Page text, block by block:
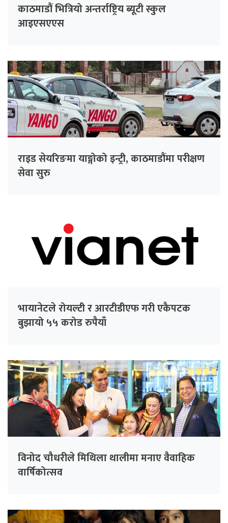
काठमाडौं भित्रियो अन्तर्राष्ट्रिय ब्यूटी स्कुल
आइएसएएस
राइड सेयरिङमा याङ्गोको इन्ट्री, काठमाडौंमा परीक्षण
सेवा सुरु
भायानेटले रोयल्टी र आरटीडीएफ गरी एकैपटक
बुझायो ५५ करोड रुपैयाँ
विनोद चौधरीले मिथिला थालीमा मनाए वैवाहिक
वार्षिकोत्सव